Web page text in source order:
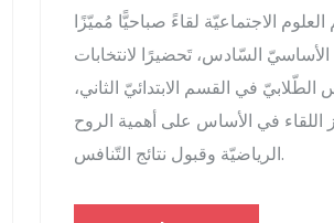
الاجتماعيّة لقاءً صباحيًّا مُميّزًا
السّادس، تَحضيرًا لانتخابات
الطّلابيّ في القسم الابتدائيّ الثاني،
اللقاء في الأساس على أهمية الروح
الرياضيّة وقبول نتائج التّنافس.